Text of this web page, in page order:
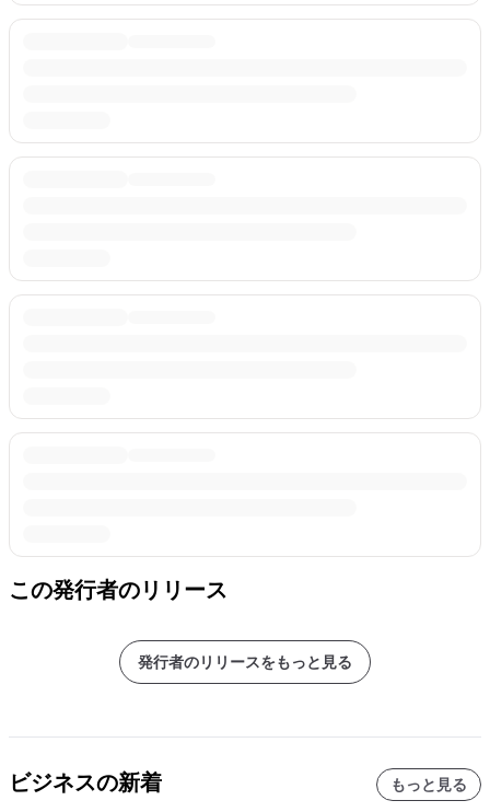
この発行者のリリース
発行者のリリースをもっと見る
ビジネスの新着 もっと見る